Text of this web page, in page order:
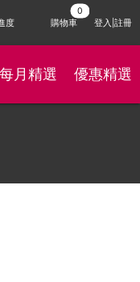
度 購物車 登入|註冊
每月精選 優惠精選